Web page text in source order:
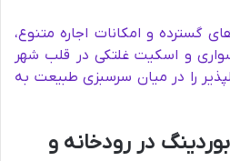
گسترده و امکانات اجاره متنوع،
و اسکیت غلتکی در قلب شهر
را در میان سرسبزی طبیعت به
در رودخانه و